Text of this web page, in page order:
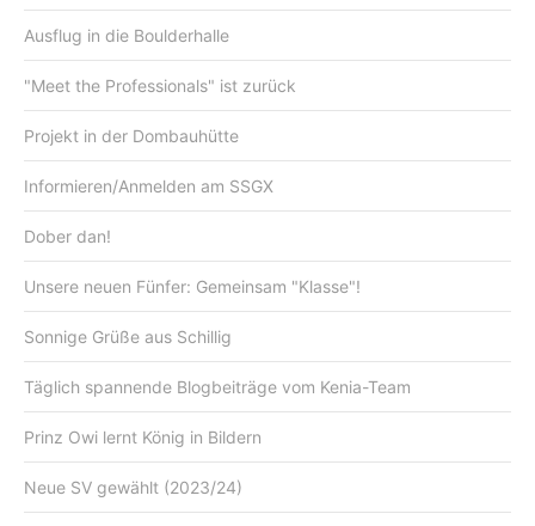
Ausflug in die Boulderhalle
"Meet the Professionals" ist zurück
Projekt in der Dombauhütte
Informieren/Anmelden am SSGX
Dober dan!
Unsere neuen Fünfer: Gemeinsam "Klasse"!
Sonnige Grüße aus Schillig
Täglich spannende Blogbeiträge vom Kenia-Team
Prinz Owi lernt König in Bildern
Neue SV gewählt (2023/24)